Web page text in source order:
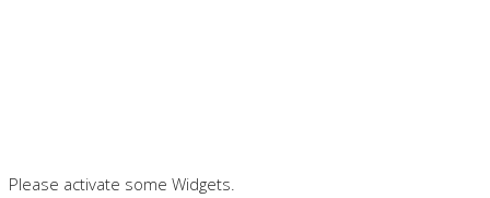
Please activate some Widgets.